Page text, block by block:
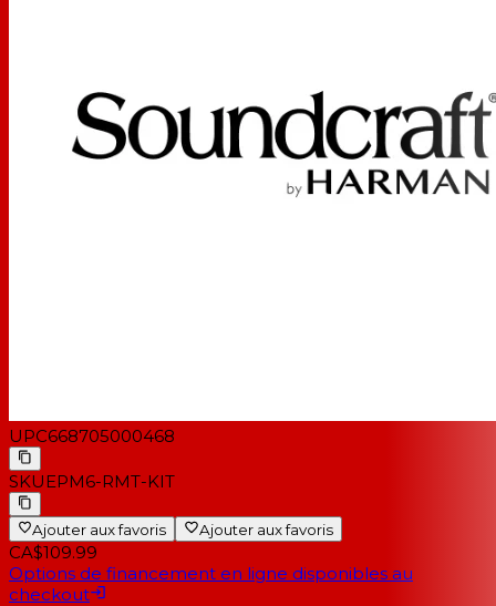
UPC668705000468
SKUEPM6-RMT-KIT
Ajouter aux favoris Ajouter aux favoris
CA$109.99
Options de financement en ligne disponibles au
checkout